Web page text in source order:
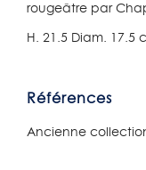
rougeâtre par
H. 21.5 Diam. 17.5
Références
Ancienne